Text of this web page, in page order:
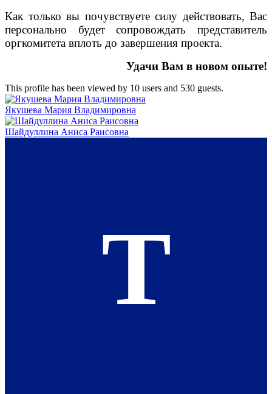
Как только вы почувствуете силу действовать, Вас
персонально будет сопровождать представитель
оргкомитета вплоть до завершения проекта.
Удачи Вам в новом опыте!
This profile has been viewed by 10 users and 530 guests.
Якушева Мария Владимировна
Шайдуллина Аниса Раисовна
T